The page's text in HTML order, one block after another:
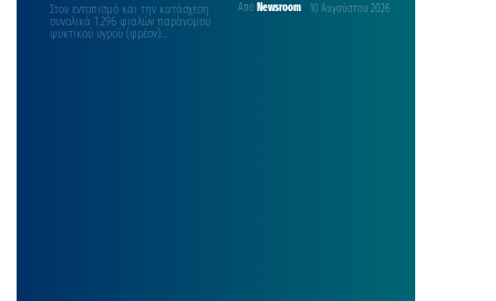
Από Newsroom 10 Αυγούστου 2026
Στον εντοπισμό και την κατάσχεση
συνολικά 1.296 φιαλών παράνομου
ψυκτικού υγρού (φρέον)